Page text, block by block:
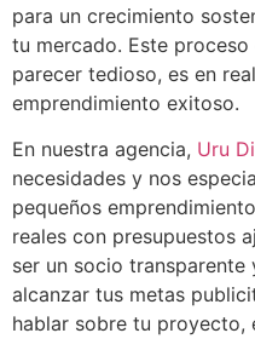
para un crecimiento
tu mercado. Este
parecer tedioso, es en
emprendimiento exitoso.
En nuestra agencia, Uru
necesidades y nos
pequeños
reales con presupuestos
ser un socio
alcanzar tus metas
hablar sobre tu proyecto,